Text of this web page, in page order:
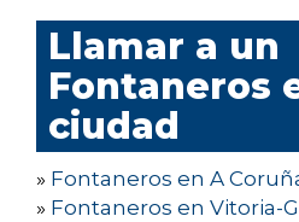
Llamar a un
Fontaneros
ciudad
» Fontaneros en A
» Fontaneros en Vitoria-